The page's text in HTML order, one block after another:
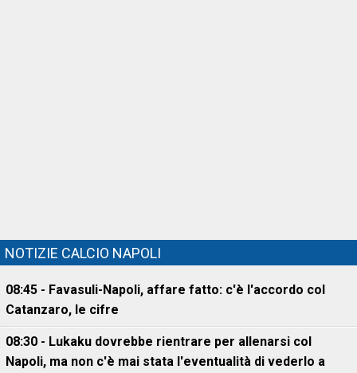
NOTIZIE CALCIO NAPOLI
08:45 - Favasuli-Napoli, affare fatto: c'è l'accordo col
Catanzaro, le cifre
08:30 - Lukaku dovrebbe rientrare per allenarsi col
Napoli, ma non c'è mai stata l'eventualità di vederlo a